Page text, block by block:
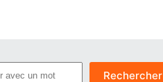
Rechercher